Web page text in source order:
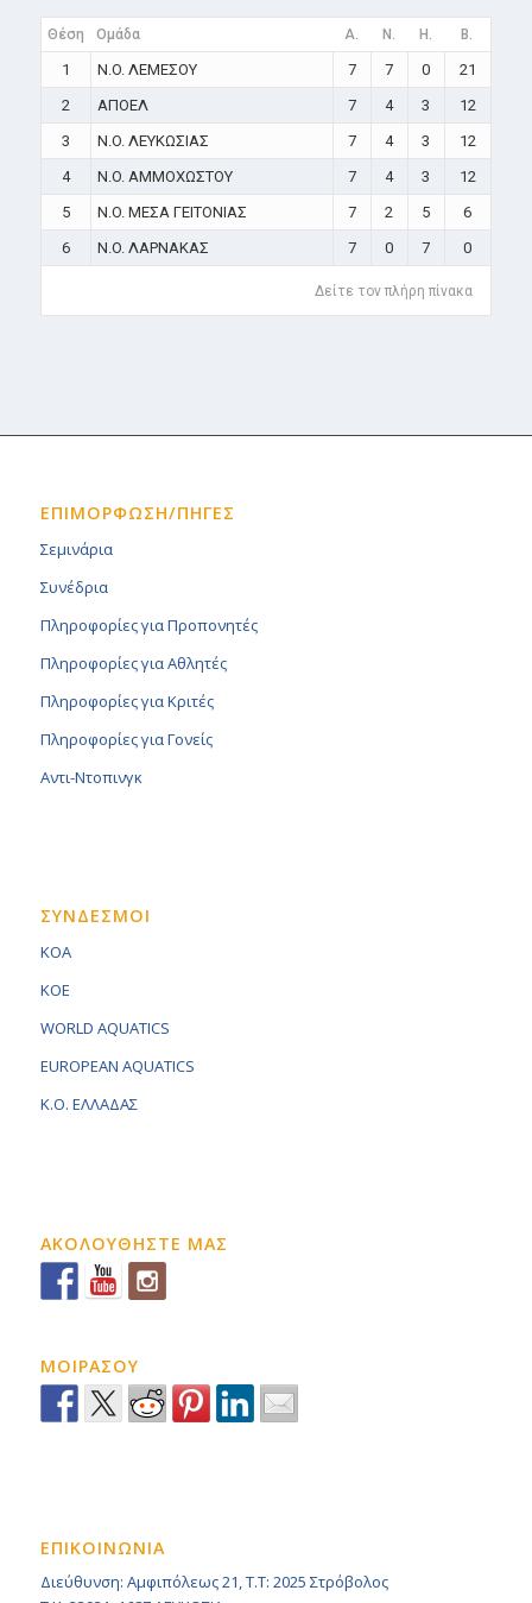
Θέση Ομάδα A. N. H. B.
1 N.O. ΛΕΜΕΣΟΥ 7 7 0
21
2
ΑΠΟΕΛ 7 4 3
12
3
N.O. ΛΕΥΚΩΣΙΑΣ 7 4 3
12
4
N.O. ΑΜΜΟΧΩΣΤΟΥ 7 4 3
12
5
N.O. ΜΕΣΑ ΓΕΙΤΟΝΙΑΣ 7 2 5
6
6
N.O. ΛΑΡΝΑΚΑΣ 7 0 7 0
Δείτε τον πλήρη πίνακα
ΕΠΙΜΟΡΦΩΣΗ/ΠΗΓΕΣ
Σεμινάρια
Συνέδρια
Πληροφορίες για Προπονητές
Πληροφορίες για Αθλητές
Πληροφορίες για Κριτές
Πληροφορίες για Γονείς
Αντι-Ντοπινγκ
ΣΥΝΔΕΣΜΟΙ
KOA
KOE
WORLD AQUATICS
EUROPEAN AQUATICS
K.O. ΕΛΛΑΔΑΣ
ΑΚΟΛΟΥΘΗΣΤΕ ΜΑΣ
ΜΟΙΡΑΣΟΥ
ΕΠΙΚΟΙΝΩΝΙΑ
Διεύθυνση: Αμφιπόλεως 21, Τ.Τ: 2025 Στρόβολος